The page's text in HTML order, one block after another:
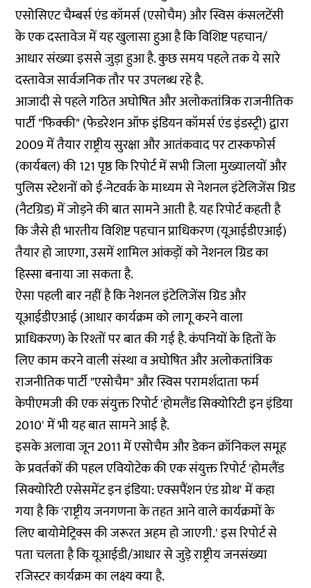
एसोसिएट चैम्बर्स एंड कॉमर्स (एसोचैम) और स्विस कंसलटेंसी
के एक दस्तावेज में यह खुलासा हुआ है कि विशिष्ट पहचान/
आधार संख्या इससे जुड़ा हुआ है. कुछ समय पहले तक ये सारे
दस्तावेज सार्वजनिक तौर पर उपलब्ध रहे है.
आजादी से पहले गठित अघोषित और अलोकतांत्रिक राजनीतिक
पार्टी "फिक्की" (फेडरेशन ऑफ इंडियन कॉमर्स एंड इंडस्ट्री) द्वारा
2009 में तैयार राष्ट्रीय सुरक्षा और आतंकवाद पर टास्कफोर्स
(कार्यबल) की 121 पृष्ठ कि रिपोर्ट में सभी जिला मुख्यालयों और
पुलिस स्टेशनों को ई-नेटवर्क के माध्यम से नेशनल इंटेलिजेंस ग्रिड
(नैटग्रिड) में जोड़ने की बात सामने आती है. यह रिपोर्ट कहती है
कि जैसे ही भारतीय विशिष्ट पहचान प्राधिकरण (यूआईडीएआई)
तैयार हो जाएगा, उसमें शामिल आंकड़ों को नेशनल ग्रिड का
हिस्सा बनाया जा सकता है.
ऐसा पहली बार नहीं है कि नेशनल इंटेलिजेंस ग्रिड और
यूआईडीएआई (आधार कार्यक्रम को लागू करने वाला
प्राधिकरण) के रिश्तों पर बात की गई है. कंपनियों के हितों के
लिए काम करने वाली संस्था व अघोषित और अलोकतांत्रिक
राजनीतिक पार्टी "एसोचैम" और स्विस परामर्शदाता फर्म
केपीएमजी की एक संयुक्त रिपोर्ट 'होमलैंड सिक्योरिटी इन इंडिया
2010' में भी यह बात सामने आई है.
इसके अलावा जून 2011 में एसोचैम और डेकन क्रॉनिकल समूह
के प्रवर्तकों की पहल एवियोटेक की एक संयुक्त रिपोर्ट 'होमलैंड
सिक्योरिटी एसेसमेंट इन इंडिया: एक्सपैंशन एंड ग्रोथ' में कहा
गया है कि 'राष्ट्रीय जनगणना के तहत आने वाले कार्यक्रमों के
लिए बायोमेट्रिक्स की जरूरत अहम हो जाएगी.' इस रिपोर्ट से
पता चलता है कि यूआईडी/आधार से जुड़े राष्ट्रीय जनसंख्या
रजिस्टर कार्यक्रम का लक्ष्य क्या है.